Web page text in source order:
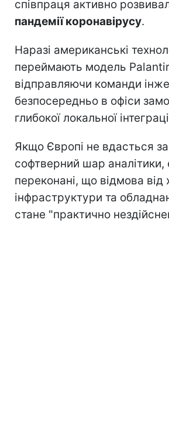
співпраця активно
пандемії коронавірусу.
Наразі американські
переймають модель
відправляючи команди
безпосередньо в офіси
глибокої локальної
Якщо Європі не вдасться
софтверний шар аналітики,
переконані, що відмова від
інфраструктури та
стане "практично